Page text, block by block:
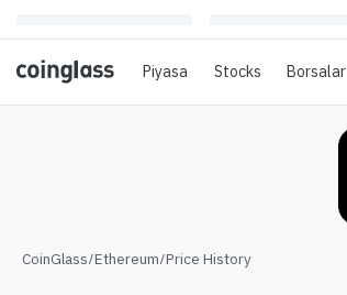
Piyasa Stocks Borsalar
CoinGlass/Ethereum/Price History